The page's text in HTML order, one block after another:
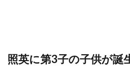
照英に第3子の子供が誕